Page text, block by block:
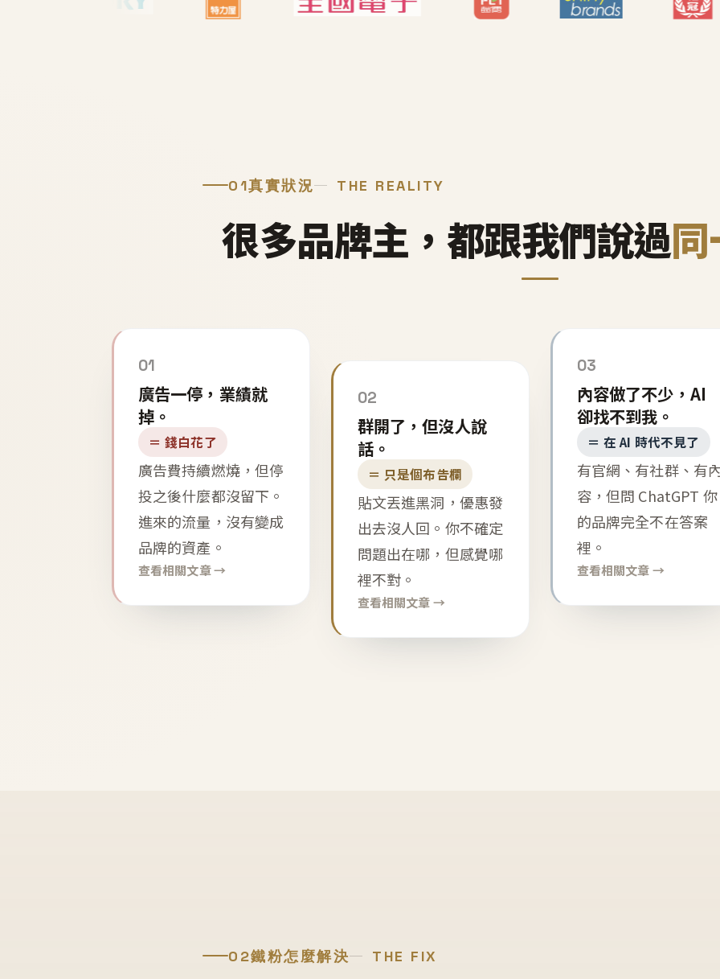
01真實狀況 THE REALITY
很多品牌主，都跟我們說過同
01
廣告一停，業績就
掉。
＝ 錢白花了
廣告費持續燃燒，但停
投之後什麼都沒留下。
進來的流量，沒有變成
品牌的資產。
查看相關文章 →
02
群開了，但沒人說
話。
＝ 只是個布告欄
貼文丟進黑洞，優惠發
出去沒人回。你不確定
問題出在哪，但感覺哪
裡不對。
查看相關文章 →
03
內容做了不少，AI
卻找不到我。
＝ 在 AI 時代不見了
有官網、有社群、有
容，但問 ChatGPT 你
的品牌完全不在答案
裡。
查看相關文章 →
02鐵粉怎麼解決 THE FIX